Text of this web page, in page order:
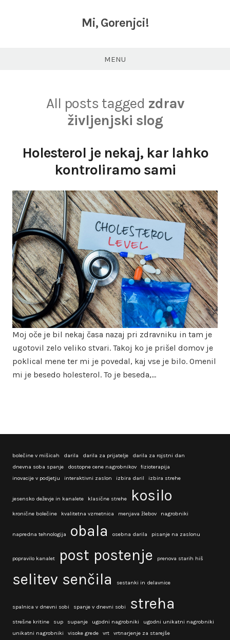
Mi, Gorenjci!
MENU
All posts tagged zdrav
življenjski slog
Holesterol je nekaj, kar lahko
kontroliramo sami
Moj oče je bil nekaj časa nazaj pri zdravniku in tam je
ugotovil zelo veliko stvari. Takoj ko je prišel domov je
poklical mene ter mi je povedal, kaj vse je bilo. Omenil
mi je besedo holesterol. To je beseda,…
bolečine v mišicah darila darila za prijatelje
darila za rojstni dan
dnevna soba spanje
dostopne cene nagrobnikov
fizioterapija
inovacije v podjetju
interaktivni zaslon izbira daril izbira strehe
jesensko deževje in kanalete klasične strehe kosilo
kronične bolečine kvalitetna vzmetnica menjava žlebov nagrobniki
napredna tehnologija obala osebna darila pisanje na zaslonu
popravilo kanalet post postenje prenova starih hiš
selitev senčila sestanki in delavnice
spalnica v dnevni sobi spanje v dnevni sobi streha
strešne kritine sup supanje ugodni nagrobniki
ugodni unikatni nagrobniki
unikatni nagrobniki
visoke grede vrt vrtnarjenje za starejše